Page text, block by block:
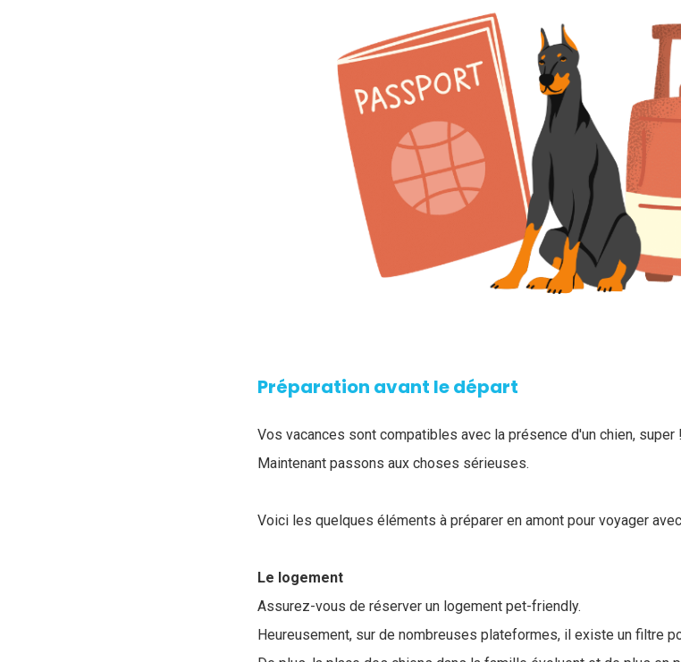
Préparation avant le départ
Vos vacances sont compatibles avec la présence d'un chien, super !
Maintenant passons aux choses sérieuses.
Voici les quelques éléments à préparer en amont pour voyager
Le logement
Assurez-vous de réserver un logement pet-friendly.
Heureusement, sur de nombreuses plateformes, il existe un filtre